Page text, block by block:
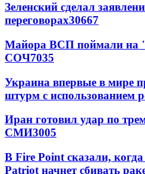
Зеленский сделал
переговорах30667
Майора ВСП поймали на
СОЧ7035
Украина впервые в мире
штурм с использованием
Иран готовил удар по
СМИ3005
В Fire Point сказали,
Patriot начнет сбивать